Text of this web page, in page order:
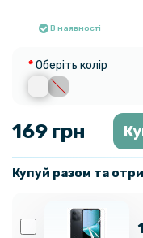
В наявності
Оберіть колір
169 грн
Купуй разом та